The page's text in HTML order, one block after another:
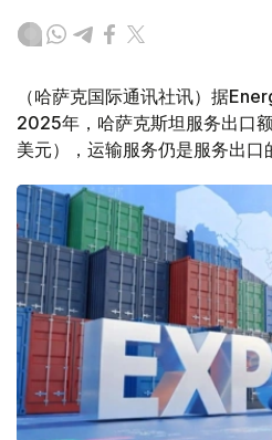
（哈萨克国际通讯社讯）据
2025年，哈萨克斯坦服务出口
美元），运输服务仍是服务出口